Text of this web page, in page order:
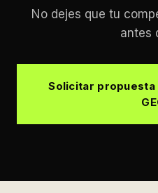
No dejes que tu
antes
Solicitar propuesta